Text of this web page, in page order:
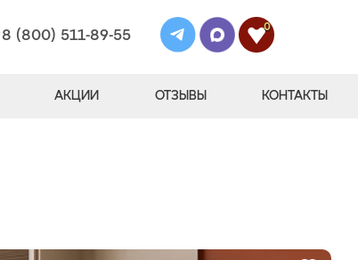
8 (800) 511-89-55
0
АКЦИИ ОТЗЫВЫ КОНТАКТЫ